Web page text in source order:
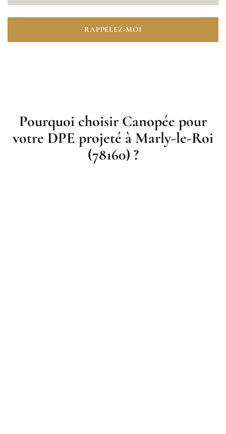
RAPPELEZ-MOI
Pourquoi choisir Canopée pour
votre DPE projeté à Marly-le-Roi
(78160) ?